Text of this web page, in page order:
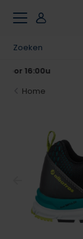
Home